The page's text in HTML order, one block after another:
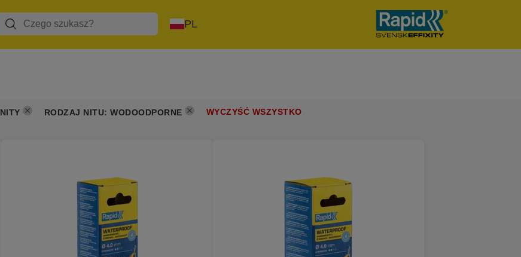
PL
NITY RODZAJ NITU: WODOODPORNE WYCZYŚĆ WSZYSTKO